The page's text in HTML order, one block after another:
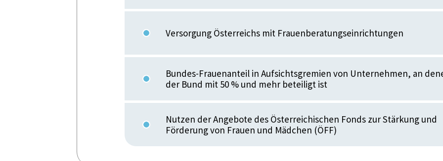
Versorgung Österreichs mit Frauenberatungseinrichtungen
Bundes-Frauenanteil in Aufsichtsgremien von Unternehmen, an
der Bund mit 50 % und mehr beteiligt ist
Nutzen der Angebote des Österreichischen Fonds zur Stärkung und
Förderung von Frauen und Mädchen (ÖFF)